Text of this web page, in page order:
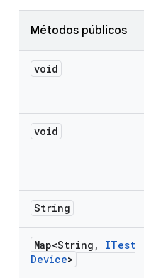
Métodos públicos
void
void
String
Map<String ,
ITest
Device>